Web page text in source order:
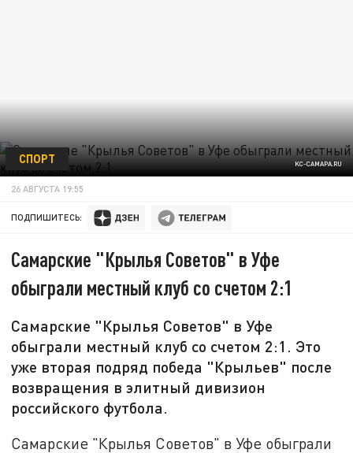
KC-CAMAPA.RU
СПОРТ
26 АВГУСТА 19:55
ПОДПИШИТЕСЬ:
Самарские "Крылья Советов" в Уфе
обыграли местный клуб со счетом 2:1
Самарские "Крылья Советов" в Уфе
обыграли местный клуб со счетом 2:1. Это
уже вторая подряд победа "Крыльев" после
возвращения в элитный дивизион
российского футбола.
Самарские "Крылья Советов" в Уфе обыграли